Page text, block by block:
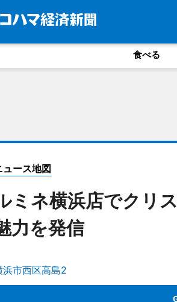
食べる
ュース地図
ミネ横浜店でクリ
力を発信
浜市西区高島2